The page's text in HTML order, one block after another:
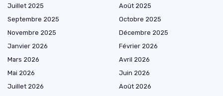
Juillet 2025
Août 2025
Septembre 2025
Octobre 2025
Novembre 2025
Décembre 2025
Janvier 2026
Février 2026
Mars 2026
Avril 2026
Mai 2026
Juin 2026
Juillet 2026
Août 2026